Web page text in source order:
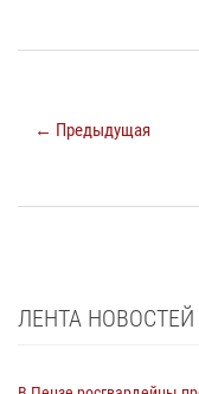
← Предыдущая
ЛЕНТА НОВОСТЕЙ